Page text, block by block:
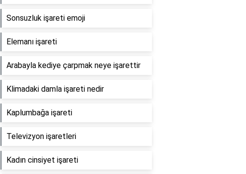
Sonsuzluk işareti emoji
Elemanı işareti
Arabayla kediye çarpmak neye işarettir
Klimadaki damla işareti nedir
Kaplumbağa işareti
Televizyon işaretleri
Kadın cinsiyet işareti